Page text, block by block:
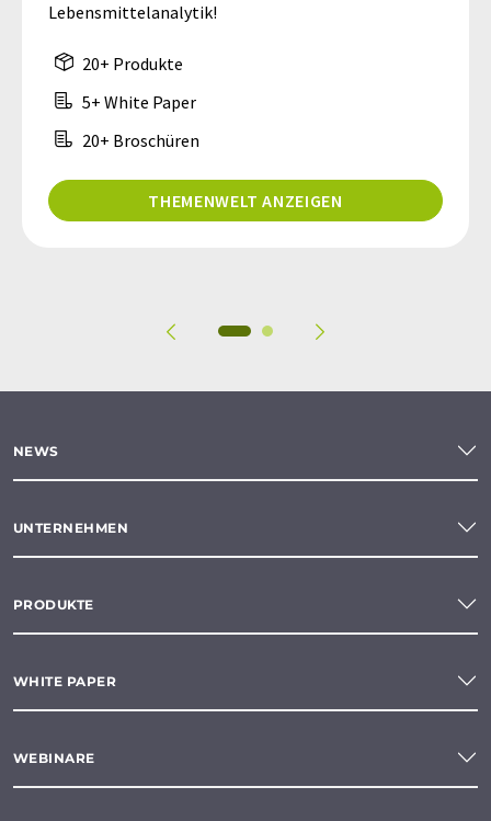
Lebensmittelanalytik!
20+ Produkte
5+ White Paper
20+ Broschüren
THEMENWELT ANZEIGEN
NEWS
UNTERNEHMEN
PRODUKTE
WHITE PAPER
WEBINARE